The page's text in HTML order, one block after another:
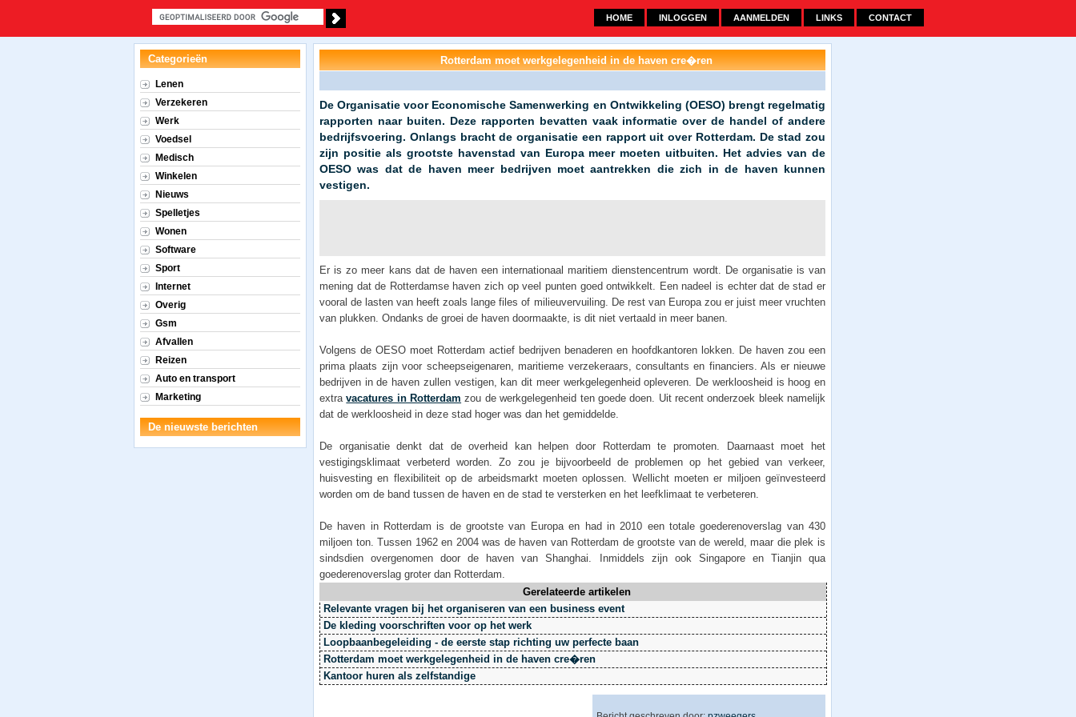
HOME INLOGGEN AANMELDEN LINKS CONTACT
Rotterdam moet werkgelegenheid in de haven cre�ren
De Organisatie voor Economische Samenwerking en Ontwikkeling (OESO) brengt regelmatig
rapporten naar buiten. Deze rapporten bevatten vaak informatie over de handel of andere
bedrijfsvoering. Onlangs bracht de organisatie een rapport uit over Rotterdam. De stad zou
zijn positie als grootste havenstad van Europa meer moeten uitbuiten. Het advies van de
OESO was dat de haven meer bedrijven moet aantrekken die zich in de haven kunnen
vestigen.
Er is zo meer kans dat de haven een internationaal maritiem dienstencentrum wordt. De organisatie is van
mening dat de Rotterdamse haven zich op veel punten goed ontwikkelt. Een nadeel is echter dat de stad er
vooral de lasten van heeft zoals lange files of milieuvervuiling. De rest van Europa zou er juist meer vruchten
van plukken. Ondanks de groei de haven doormaakte, is dit niet vertaald in meer banen.
Volgens de OESO moet Rotterdam actief bedrijven benaderen en hoofdkantoren lokken. De haven zou een
prima plaats zijn voor scheepseigenaren, maritieme verzekeraars, consultants en financiers. Als er nieuwe
bedrijven in de haven zullen vestigen, kan dit meer werkgelegenheid opleveren. De werkloosheid is hoog en
extravacatures in Rotterdam zou de werkgelegenheid ten goede doen. Uit recent onderzoek bleek namelijk
dat de werkloosheid in deze stad hoger was dan het gemiddelde.
De organisatie denkt dat de overheid kan helpen door Rotterdam te promoten. Daarnaast moet het
vestigingsklimaat verbeterd worden. Zo zou je bijvoorbeeld de problemen op het gebied van verkeer,
huisvesting en flexibiliteit op de arbeidsmarkt moeten oplossen. Wellicht moeten er miljoen geïnvesteerd
worden om de band tussen de haven en de stad te versterken en het leefklimaat te verbeteren.
De haven in Rotterdam is de grootste van Europa en had in 2010 een totale goederenoverslag van 430
miljoen ton. Tussen 1962 en 2004 was de haven van Rotterdam de grootste van de wereld, maar die plek is
sindsdien overgenomen door de haven van Shanghai. Inmiddels zijn ook Singapore en Tianjin qua
goederenoverslag groter dan Rotterdam.
Gerelateerde artikelen
Relevante vragen bij het organiseren van een business event
De kleding voorschriften voor op het werk
Loopbaanbegeleiding - de eerste stap richting uw perfecte baan
Rotterdam moet werkgelegenheid in de haven cre�ren
Kantoor huren als zelfstandige
Categorieën
Lenen
Verzekeren
Werk
Voedsel
Medisch
Winkelen
Nieuws
Spelletjes
Wonen
Software
Sport
Internet
Overig
Gsm
Afvallen
Reizen
Auto en transport
Marketing
De nieuwste berichten